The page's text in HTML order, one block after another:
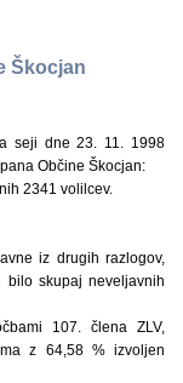
Škocjan
seji dne 23. 11. 1998
Občine Škocjan:
2341 volilcev.
iz drugih razlogov,
skupaj neveljavnih
107. člena ZLV,
z 64,58 % izvoljen